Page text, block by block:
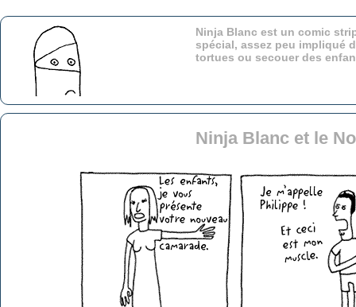
Ninja Blanc est un comic
spécial, assez peu impliqué
tortues ou secouer des
Ninja Blanc et le